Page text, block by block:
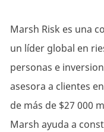
Marsh Risk es una
un líder global en
personas e
asesora a clientes
de más de $27 000
Marsh ayuda a